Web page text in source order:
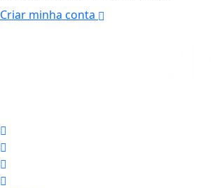
Criar minha conta